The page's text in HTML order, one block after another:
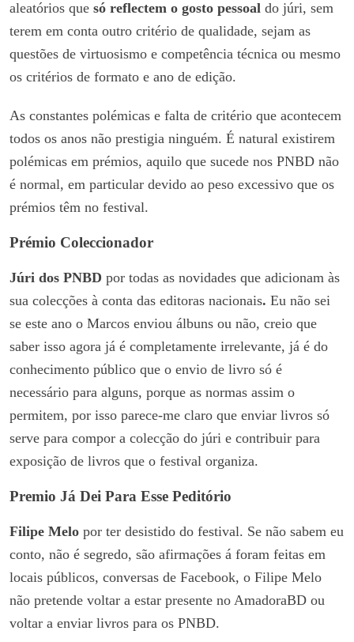
aleatórios que só reflectem o gosto pessoal do júri, sem
terem em conta outro critério de qualidade, sejam as
questões de virtuosismo e competência técnica ou mesmo
os critérios de formato e ano de edição.
As constantes polémicas e falta de critério que acontecem
todos os anos não prestigia ninguém. É natural existirem
polémicas em prémios, aquilo que sucede nos PNBD não
é normal, em particular devido ao peso excessivo que os
prémios têm no festival.
Prémio Coleccionador
Júri dos PNBD por todas as novidades que adicionam às
sua colecções à conta das editoras nacionais. Eu não sei
se este ano o Marcos enviou álbuns ou não, creio que
saber isso agora já é completamente irrelevante, já é do
conhecimento público que o envio de livro só é
necessário para alguns, porque as normas assim o
permitem, por isso parece-me claro que enviar livros só
serve para compor a colecção do júri e contribuir para
exposição de livros que o festival organiza.
Premio Já Dei Para Esse Peditório
Filipe Melo por ter desistido do festival. Se não sabem eu
conto, não é segredo, são afirmações á foram feitas em
locais públicos, conversas de Facebook, o Filipe Melo
não pretende voltar a estar presente no AmadoraBD ou
voltar a enviar livros para os PNBD.